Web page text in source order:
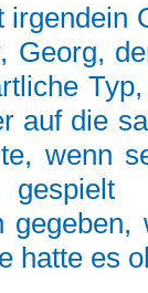
irgendein
Georg,
auf die
wenn
hatte es